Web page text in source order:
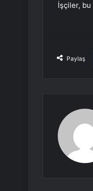
İşçiler,
Paylaş